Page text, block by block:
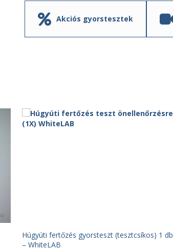
Akciós gyorstesztek
Húgyúti fertőzés gyorsteszt (tesztcsíkos) 1 db
– WhiteLAB